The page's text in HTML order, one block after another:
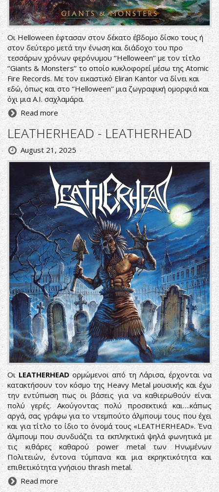
Οι Helloween έφτασαν στον δέκατο έβδομο δίσκο τους ή
στον δεύτερο μετά την ένωση και διάδοχο του προ
τεσσάρων χρόνων φερόνυμου ‘’Helloween’’ με τον τίτλο
‘’Giants & Monsters’’ το οποίο κυκλοφορεί μέσω της Atomic
Fire Records. Με τον εικαστικό Eliran Kantor να δίνει και
εδώ, όπως και στο ‘’Helloween’’ μια ζωγραφική ομορφιά και
όχι μια A.I. σαχλαμάρα.
Read more
LEATHERHEAD - LEATHERHEAD
August 21, 2025
ΟιLEATHERHEAD ορμώμενοι από τη Λάρισα, έρχονται να
κατακτήσουν τον κόσμο της Heavy Metal μουσικής και έχω
την εντύπωση πως οι βάσεις για να καθιερωθούν είναι
πολύ γερές. Ακούγοντας πολύ προσεκτικά και….κάπως
αργά, σας γράφω για το ντεμπούτο άλμπουμ τους που έχει
και για τίτλο το ίδιο το όνομά τους «LEATHERHEAD». Ένα
άλμπουμ που συνδυάζει τα εκπληκτικά ψηλά φωνητικά με
τις κιθάρες καθαρού power metal των Ηνωμένων
Πολιτειών, έντονα τύμπανα και μια εκρηκτικότητα και
επιθετικότητα γνήσιου thrash metal.
Read more